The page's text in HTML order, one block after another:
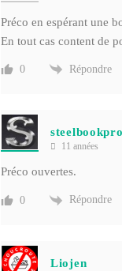
Préco en espérant une
En tout cas content de
0 Répondre
11 années
Préco ouvertes.
0 Répondre
Liojen